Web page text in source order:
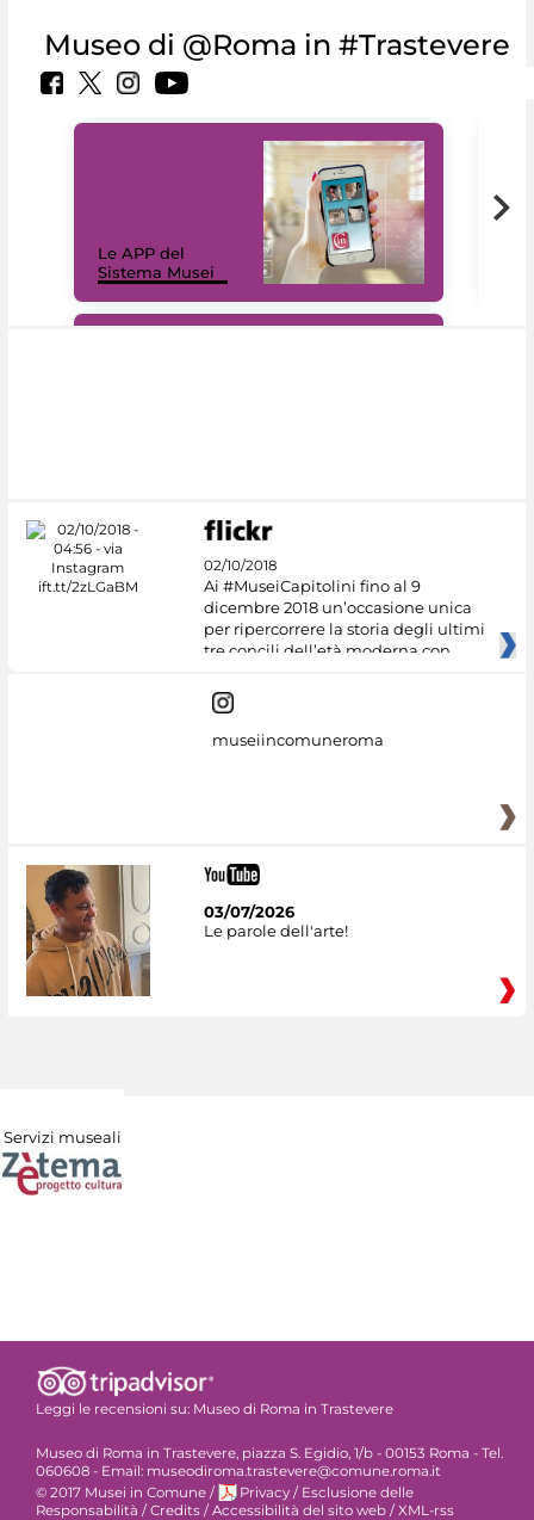
Museo di @Roma in #Trastevere
Le APP del
Sistema Musei
02/10/2018
Ai #MuseiCapitolini fino al 9
dicembre 2018 un’occasione unica
per ripercorrere la storia degli ultimi
tre concili dell’età moderna con
museiincomuneroma
03/07/2026
Le parole dell'arte!
Servizi museali
Leggi le recensioni su: Museo di Roma in Trastevere
Museo di Roma in Trastevere, piazza S. Egidio, 1/b - 00153 Roma - Tel.
060608 - Email: museodiroma.trastevere@comune.roma.it
© 2017 Musei in Comune / Privacy / Esclusione delle
Responsabilità / Credits / Accessibilità del sito web / XML-rss